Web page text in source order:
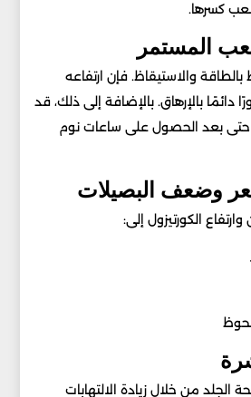
كسرها.
بالطاقة والاستيقاظ. فإن ارتفاعه
بالإرهاق. بالإضافة إلى ذلك، قد
بعد الحصول على ساعات نوم
الكورتيزول إلى:
الجلد من خلال زيادة الالتهابات